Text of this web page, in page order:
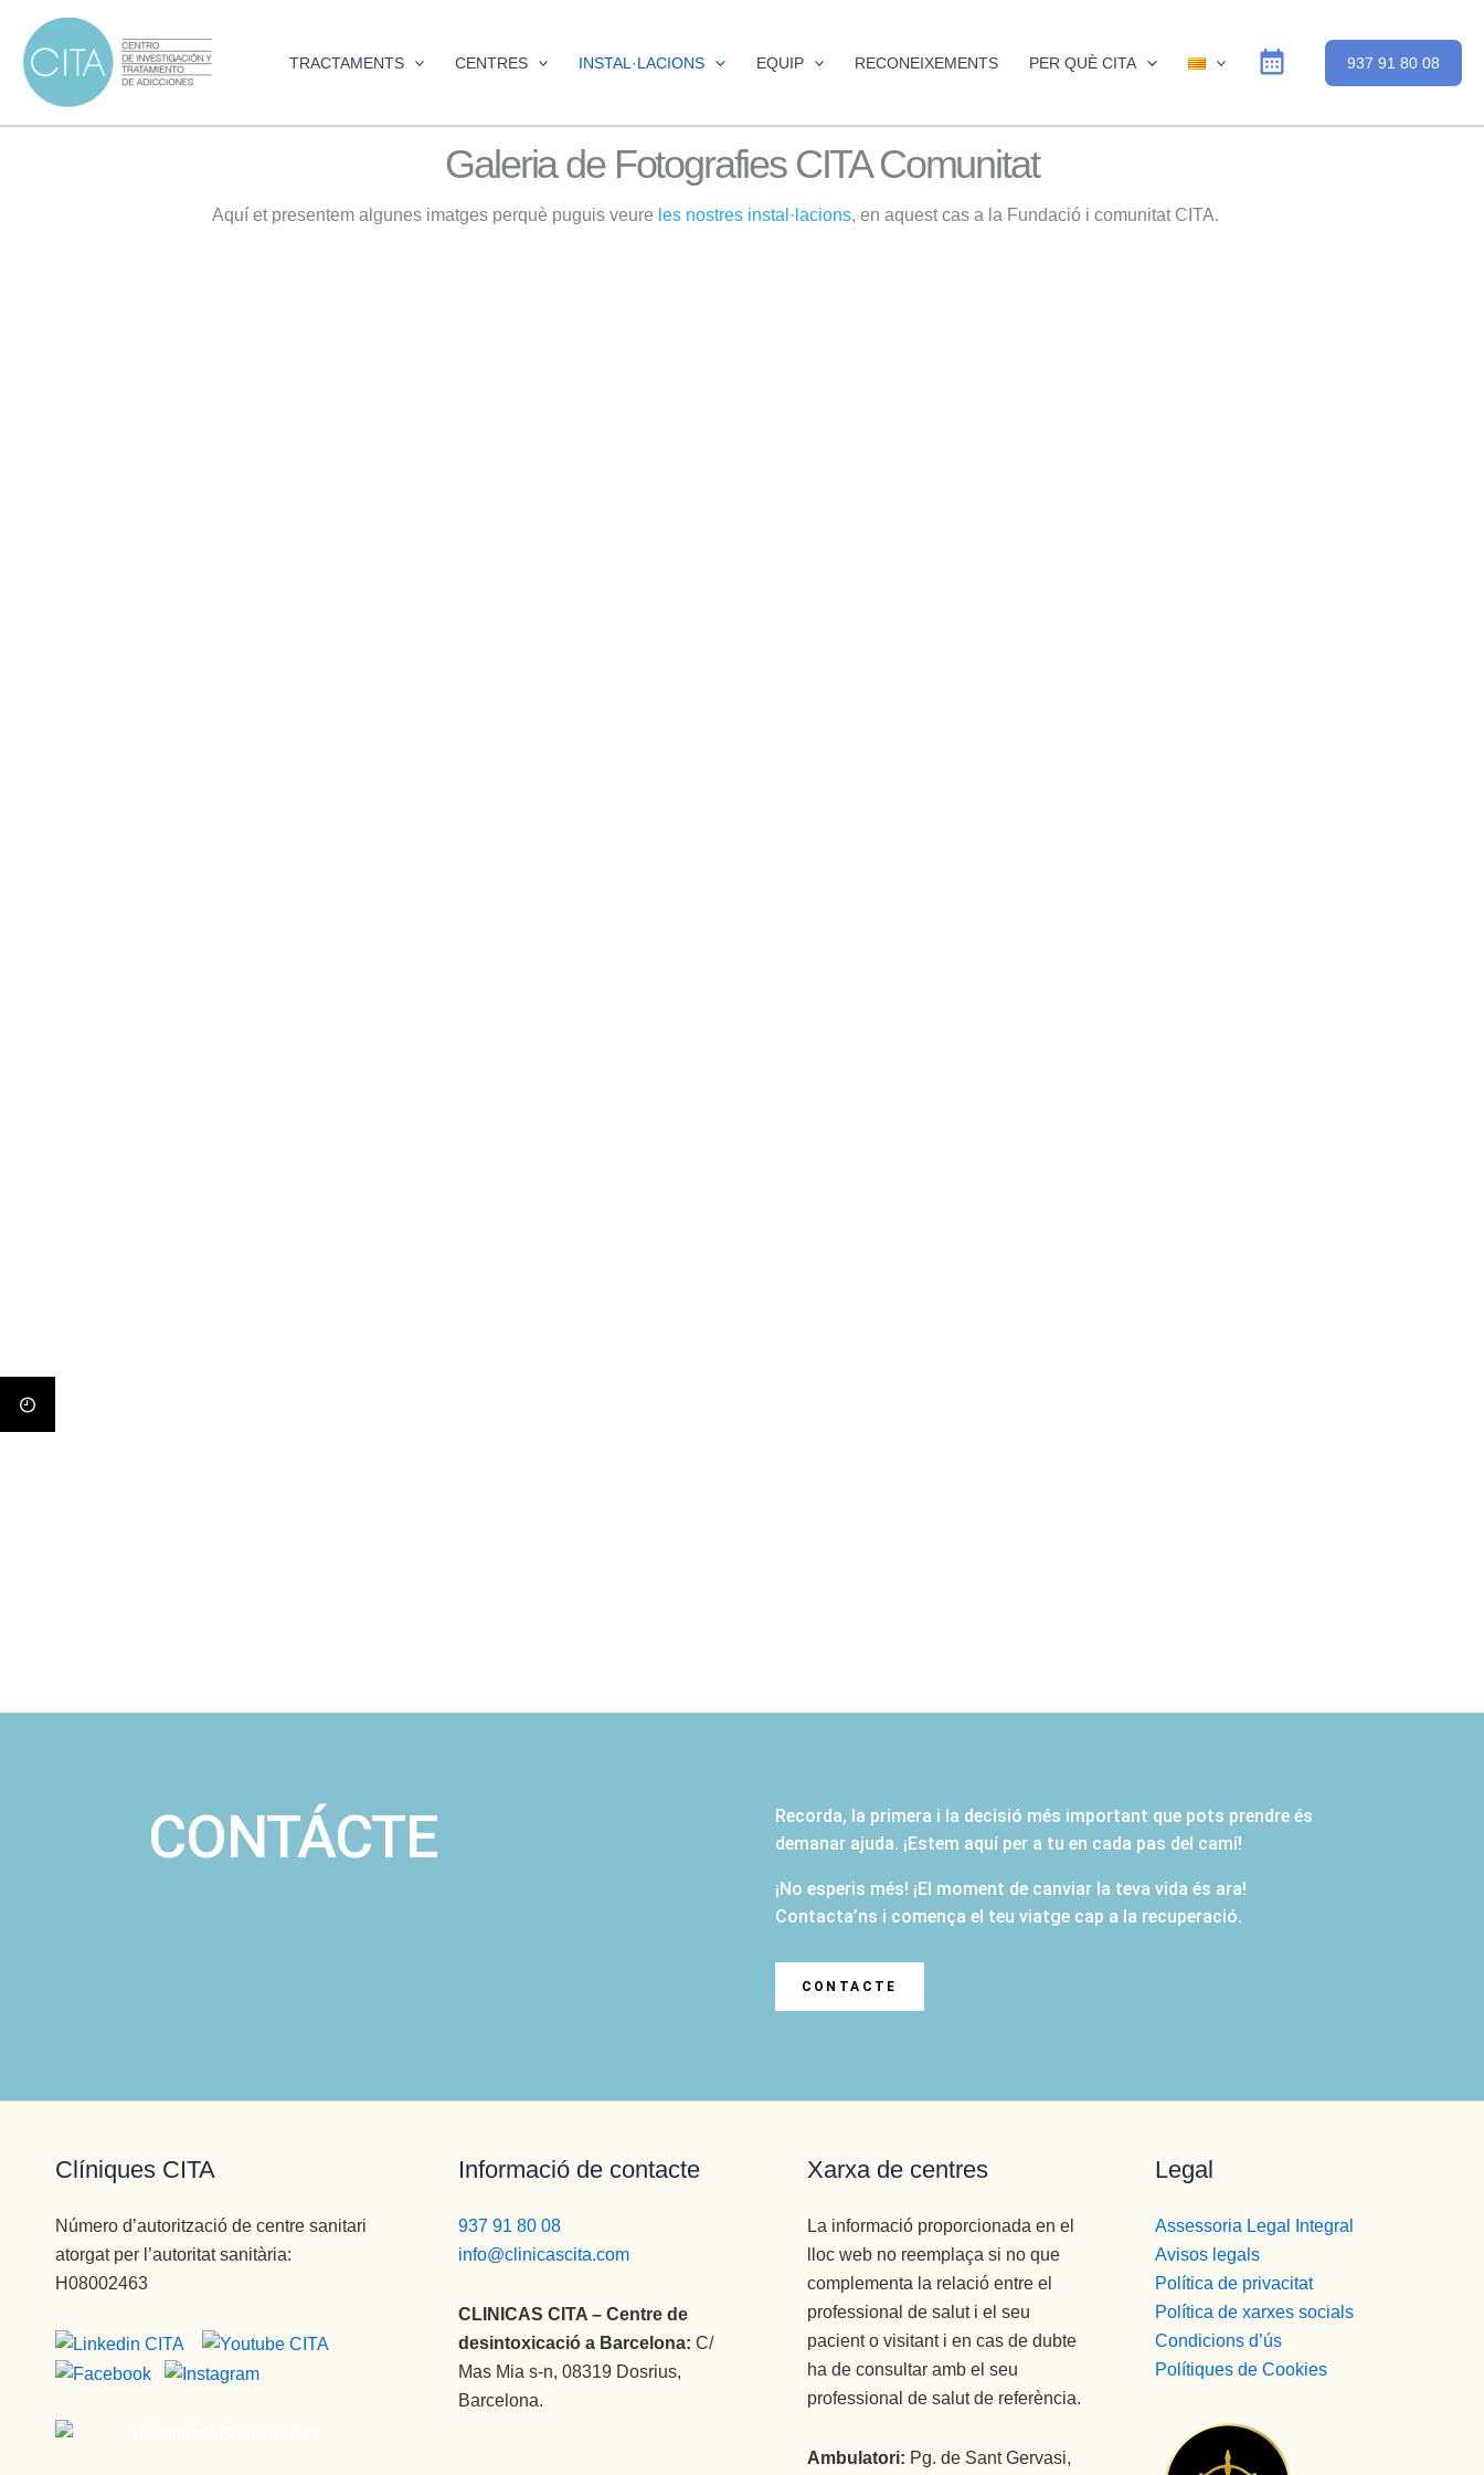
contingut
TRACTAMENTS CENTRES INSTAL·LACIONS EQUIP RECONEIXEMENTS PER QUÈ CITA 937 91 80 08
Galeria de Fotografies CITA Comunitat
Aquí et presentem algunes imatges perquè puguis veure les nostres instal·lacions, en aquest cas a la Fundació i comunitat CITA.
CONTÁCTE
Recorda, la primera i la decisió més important que pots prendre és
demanar ajuda. ¡Estem aquí per a tu en cada pas del camí!
¡No esperis més! ¡El moment de canviar la teva vida és ara!
Contacta’ns i comença el teu viatge cap a la recuperació.
CONTACTE
Clíniques CITA
Número d’autorització de centre sanitari
atorgat per l’autoritat sanitària:
H08002463
Informació de contacte
937 91 80 08
info@clinicascita.com
CLINICAS CITA – Centre de
desintoxicació a Barcelona: C/
Mas Mia s-n, 08319 Dosrius,
Barcelona.
Xarxa de centres
La informació proporcionada en el
lloc web no reemplaça si no que
complementa la relació entre el
professional de salut i el seu
pacient o visitant i en cas de dubte
ha de consultar amb el seu
professional de salut de referència.
Ambulatori: Pg. de Sant Gervasi,
Legal
Assessoria Legal Integral
Avisos legals
Política de privacitat
Política de xarxes socials
Condicions d’ús
Polítiques de Cookies